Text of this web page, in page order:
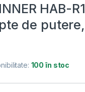
HAB-
de
100 în stoc